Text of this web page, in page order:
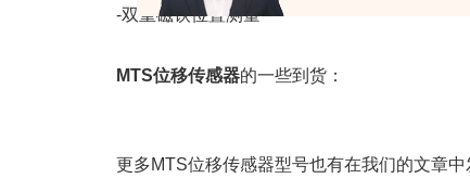
-双重磁铁位置测量
MTS位移传感器的一些到货：
更多MTS位移传感器型号也有在我们的文章中